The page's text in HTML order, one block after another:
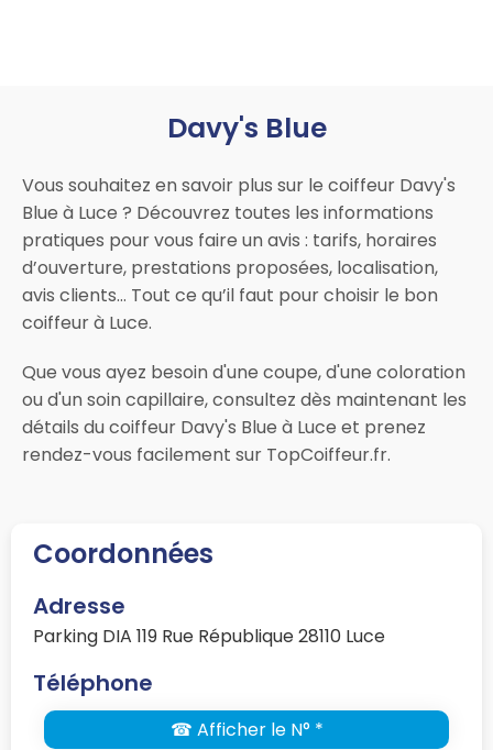
Davy's Blue
Vous souhaitez en savoir plus sur le coiffeur Davy's
Blue à Luce ? Découvrez toutes les informations
pratiques pour vous faire un avis : tarifs, horaires
d’ouverture, prestations proposées, localisation,
avis clients… Tout ce qu’il faut pour choisir le bon
coiffeur à Luce.
Que vous ayez besoin d'une coupe, d'une coloration
ou d'un soin capillaire, consultez dès maintenant les
détails du coiffeur Davy's Blue à Luce et prenez
rendez-vous facilement sur TopCoiffeur.fr.
Coordonnées
Adresse
Parking DIA 119 Rue République 28110 Luce
Téléphone
☎ Afficher le N° *